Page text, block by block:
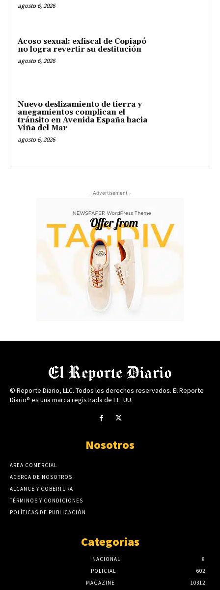
agosto 6, 2026
Acoso sexual: exfiscal de Copiapó
no logra revertir su destitución
agosto 6, 2026
Nuevo deslizamiento de tierra y
anegamientos complican el
tránsito en Avenida España hacia
Viña del Mar
agosto 6, 2026
- Advertisement -
© Reporte Diario, LLC. Todos los derechos reservados. El Reporte
Diario® es una marca registrada de EE. UU.
Nosotros
AREA COMERCIAL
ACERCA DE NOSOTROS
ALCANCE Y COBERTURA
TÉRMINOS Y CONDICIONES
POLÍTICAS DE PUBLICACIÓN
Categorias
NACIONAL
8
POLICIAL
602
MAGAZINE
10312